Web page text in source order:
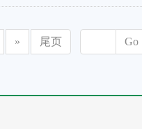
» 尾页 Go